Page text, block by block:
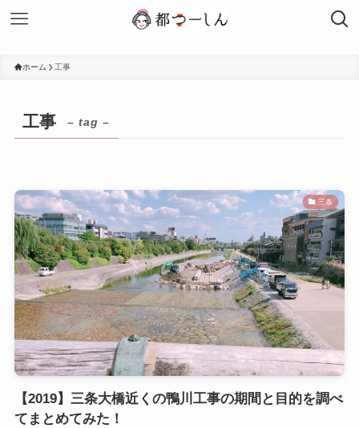
ホーム 工事
工事 – tag –
三条
【2019】三条大橋近くの鴨川工事の期間と目的を調べ
てまとめてみた！